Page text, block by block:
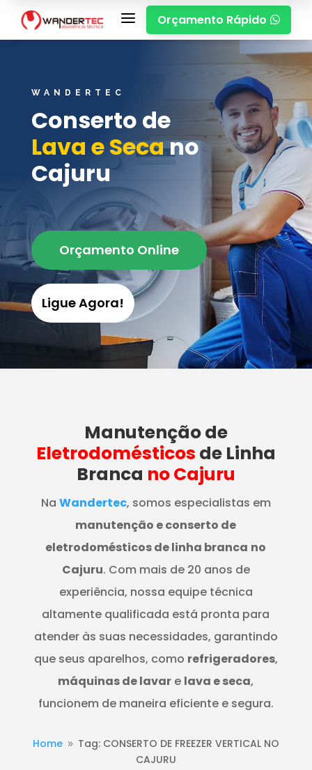
a Orçamento Rápido 
WANDERTEC
Conserto de
Lava e Secano
Cajuru
Orçamento Online
Ligue Agora!
Manutençãode
Eletrodomésticos de Linha
Branca no Cajuru
Na Wandertec, somos especialistas em
manutenção e conserto de
eletrodomésticos de linha branca no
Cajuru. Com mais de 20 anos de
experiência, nossa equipe técnica
altamente qualificada está pronta para
atender às suas necessidades, garantindo
que seus aparelhos, como refrigeradores,
máquinas de lavar e lava e seca,
funcionem de maneira eficiente e segura.
Home 9 Tag: CONSERTO DE FREEZER VERTICAL NO
CAJURU